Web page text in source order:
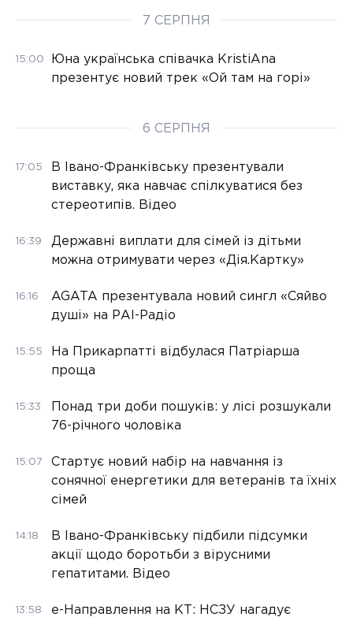
7 СЕРПНЯ
15:00
Юна українська співачка KristiAna
презентує новий трек «Ой там на горі»
6 СЕРПНЯ
17:05
В Івано-Франківську презентували
виставку, яка навчає спілкуватися без
стереотипів. Відео
16:39
Державні виплати для сімей із дітьми
можна отримувати через «Дія.Картку»
16:16
AGATA презентувала новий сингл «Сяйво
душі» на РАІ-Радіо
15:55
На Прикарпатті відбулася Патріарша
проща
15:33
Понад три доби пошуків: у лісі розшукали
76-річного чоловіка
15:07
Стартує новий набір на навчання із
сонячної енергетики для ветеранів та їхніх
сімей
14:18
В Івано-Франківську підбили підсумки
акції щодо боротьби з вірусними
гепатитами. Відео
13:58
е-Направлення на КТ: НСЗУ нагадує